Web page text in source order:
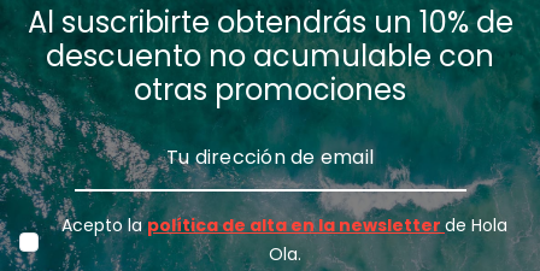
Al suscribirte obtendrás un 10% de
descuento no acumulable con
otras promociones
Acepto lapolítica de alta en la newsletter de Hola
Ola.